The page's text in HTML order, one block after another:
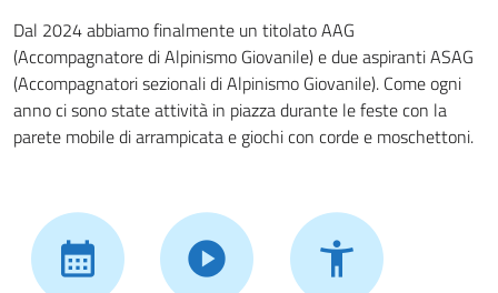
Dal 2024 abbiamo finalmente un titolato AAG
(Accompagnatore di Alpinismo Giovanile) e due aspiranti ASAG
(Accompagnatori sezionali di Alpinismo Giovanile). Come ogni
anno ci sono state attività in piazza durante le feste con la
parete mobile di arrampicata e giochi con corde e moschettoni.